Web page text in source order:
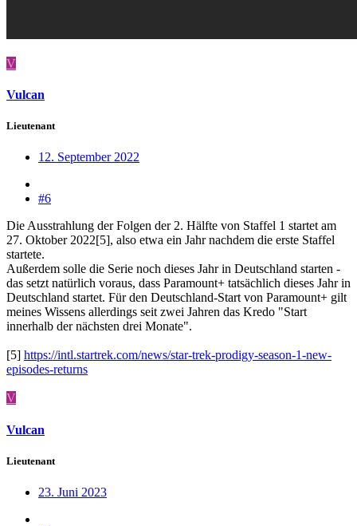
V
Vulcan
Lieutenant
12. September 2022
#6
Die Ausstrahlung der Folgen der 2. Hälfte von Staffel 1 startet am
27. Oktober 2022[5], also etwa ein Jahr nachdem die erste Staffel
startete.
Außerdem solle die Serie noch dieses Jahr in Deutschland starten -
das setzt natürlich voraus, dass Paramount+ tatsächlich dieses Jahr in
Deutschland startet. Für den Deutschland-Start von Paramount+ gilt
meines Wissens allerdings seit zwei Jahren das Kredo "Start
innerhalb der nächsten drei Monate".
[5] https://intl.startrek.com/news/star-trek-prodigy-season-1-new-
episodes-returns
V
Vulcan
Lieutenant
23. Juni 2023